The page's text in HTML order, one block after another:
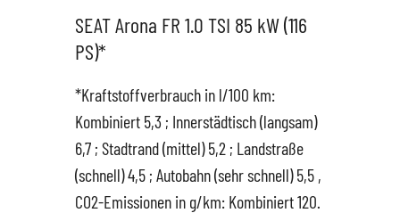
Saarlouis
St. Wendel
Hüttigweiler
Bestandsfahrzeuge
Übersicht
SEAT
Service
Gewerbekunden
SEAT Arona FR 1.0 TSI 85 kW (116
PS)*
*Kraftstoffverbrauch in l/100 km:
Kombiniert 5,3 ; Innerstädtisch (langsam)
6,7 ; Stadtrand (mittel) 5,2 ; Landstraße
(schnell) 4,5 ; Autobahn (sehr schnell) 5,5 ,
CO2-Emissionen in g/km: Kombiniert 120.